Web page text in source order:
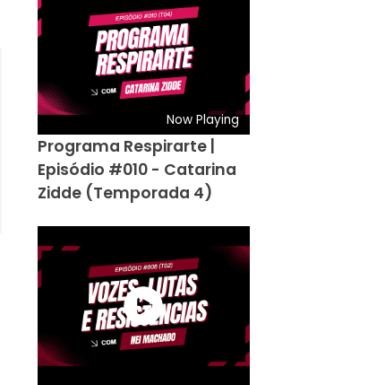
Now Playing
Programa Respirarte |
Episódio #010 - Catarina
Zidde (Temporada 4)